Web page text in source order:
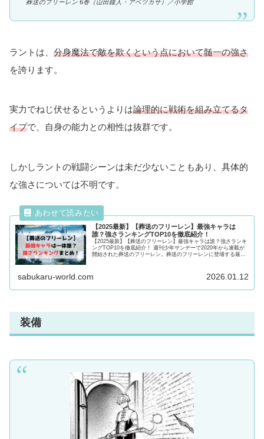
葬送のフリーレン 6巻（山田鐘人・アベツカサ）／小学館
ラントは、 分身魔法で敵を欺くという点において髄一の強さ
を誇ります。
実力でねじ伏せるというよりは論理的に戦術を組み立てるタ
イプで、自身の能力との相性は抜群です。
しかしラントの戦闘シーンは未だ少ないこともあり、具体的
な強さについては不明です。
【2025最新】【葬送のフリーレン】最強キャラは
誰？強さランキングTOP10を徹底紹介！
【2025最新】【葬送のフリーレン】最強キャラは誰？強さランキ
ングTOP10を徹底紹介！ 週刊少年サンデーで2020年から連載が
開始された葬送のフリーレン。葬送のフリーレンに登場する最強
sabukaru-world.com 2026.01.12
装備